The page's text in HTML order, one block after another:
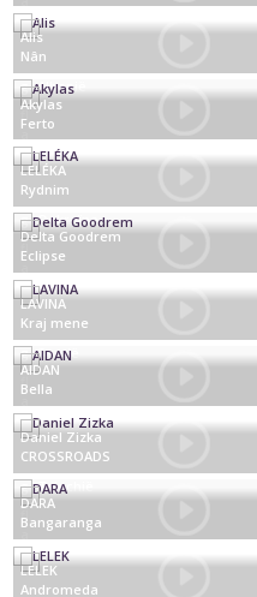
België
Albanië
Alis
Nân
Griekenland
Akylas
Ferto
Oekraïne
LELÉKA
Rydnim
Australië
Delta Goodrem
Eclipse
Servië
LAVINA
Kraj mene
Malta
AIDAN
Bella
Tsjechië
Daniel Zizka
CROSSROADS
Bulgarije
DARA
Bangaranga
LELEK
Andromeda